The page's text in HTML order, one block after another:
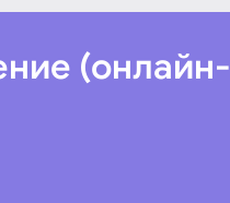
(онлайн-